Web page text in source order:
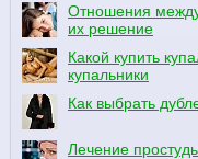
Отношения
их решение
Какой купить
купальники
Как выбрать
Лечение